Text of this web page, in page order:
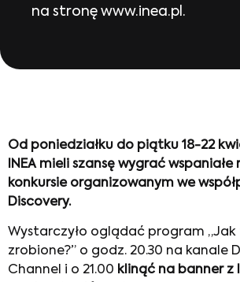
na stronę www.inea.pl.
Od poniedziałku do piątku 18-22
INEA mieli szansę wygrać
konkursie organizowanym we
Discovery.
Wystarczyło oglądać program
zrobione?” o godz. 20.30 na kanale
Channel i o 21.00 klinąć na banner z